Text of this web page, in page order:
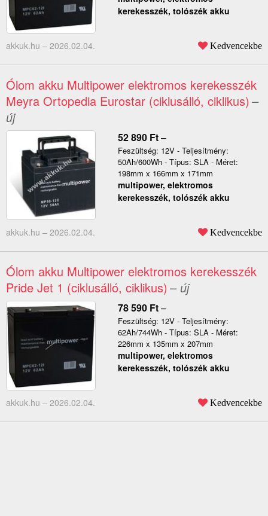
kerekesszék, tolószék akku
akkuk.hu – 2026.02.04. Kedvencekbe
Ólom akku Multipower elektromos kerekesszék
Meyra Ortopedia Eurostar (ciklusálló, ciklikus) –
új
52 890 Ft–
Feszültség: 12V - Teljesítmény:
50Ah/600Wh - Típus: SLA - Méret:
198mm x 166mm x 171mm
multipower, elektromos
kerekesszék, tolószék akku
akkuk.hu – 2026.02.04. Kedvencekbe
Ólom akku Multipower elektromos kerekesszék
Pride Jet 1 (ciklusálló, ciklikus) – új
78 590 Ft–
Feszültség: 12V - Teljesítmény:
62Ah/744Wh - Típus: SLA - Méret:
226mm x 135mm x 207mm
multipower, elektromos
kerekesszék, tolószék akku
akkuk.hu – 2026.02.04. Kedvencekbe